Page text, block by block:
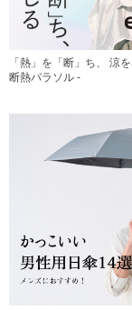
「熱」を「断」ち、 涼
断熱パラソル -